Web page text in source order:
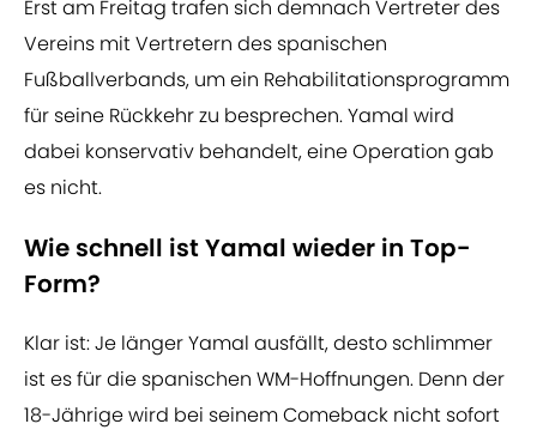
Erst am Freitag trafen sich demnach Vertreter des
Vereins mit Vertretern des spanischen
Fußballverbands, um ein Rehabilitationsprogramm
für seine Rückkehr zu besprechen. Yamal wird
dabei konservativ behandelt, eine Operation gab
es nicht.
Wie schnell ist Yamal wieder in Top-
Form?
Klar ist: Je länger Yamal ausfällt, desto schlimmer
ist es für die spanischen WM-Hoffnungen. Denn der
18-Jährige wird bei seinem Comeback nicht sofort